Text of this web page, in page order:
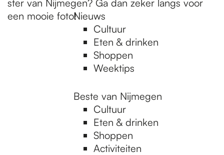
Nieuws
Cultuur
Eten & drinken
Shoppen
Weektips
Beste van Nijmegen
Cultuur
Eten & drinken
Shoppen
Activiteiten
ster van Nijmegen? Ga dan zeker langs voor
een mooie foto!